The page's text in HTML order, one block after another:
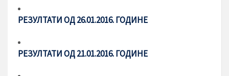
РЕЗУЛТАТИ ОД 26.01.2016. ГОДИНЕ
РЕЗУЛТАТИ ОД 21.01.2016. ГОДИНЕ